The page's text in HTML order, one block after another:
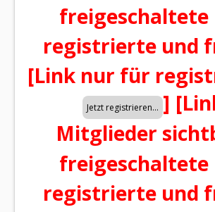
registrierte und
[Link nur für
]
Mitglieder
registrierte und